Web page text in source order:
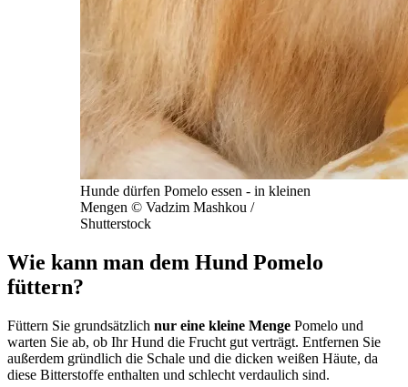
Hunde dürfen Pomelo essen - in kleinen
Mengen © Vadzim Mashkou /
Shutterstock
Wie kann man dem Hund Pomelo
füttern?
Füttern Sie grundsätzlich nur eine kleine Menge Pomelo und
warten Sie ab, ob Ihr Hund die Frucht gut verträgt. Entfernen Sie
außerdem gründlich die Schale und die dicken weißen Häute, da
diese Bitterstoffe enthalten und schlecht verdaulich sind.